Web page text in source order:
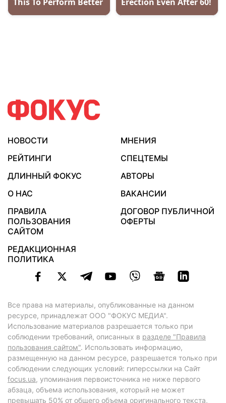
НОВОСТИ
МНЕНИЯ
РЕЙТИНГИ
СПЕЦТЕМЫ
ДЛИННЫЙ ФОКУС
АВТОРЫ
О НАС
ВАКАНСИИ
ПРАВИЛА
ПОЛЬЗОВАНИЯ
САЙТОМ
ДОГОВОР ПУБЛИЧНОЙ
ОФЕРТЫ
РЕДАКЦИОННАЯ
ПОЛИТИКА
Все права на материалы, опубликованные на данном
ресурсе, принадлежат ООО "ФОКУС МЕДИА".
Использование материалов разрешается только при
соблюдении требований, описанных в разделе "Правила
пользования сайтом". Использовать информацию,
размещенную на данном ресурсе, разрешается только при
соблюдении следующих условий: гиперссылки на Сайт
focus.ua, упоминания первоисточника не ниже первого
абзаца, объема использования, который не может
превышать 50% от общего объема оригинального текста,